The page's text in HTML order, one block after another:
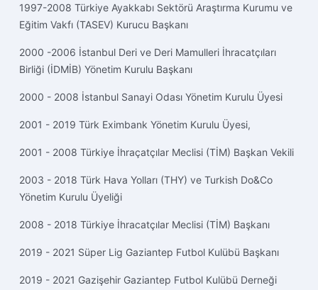
1997-2008 Türkiye Ayakkabı Sektörü Araştırma Kurumu ve
Eğitim Vakfı (TASEV) Kurucu Başkanı
2000 -2006 İstanbul Deri ve Deri Mamulleri İhracatçıları
Birliği (İDMİB) Yönetim Kurulu Başkanı
2000 - 2008 İstanbul Sanayi Odası Yönetim Kurulu Üyesi
2001 - 2019 Türk Eximbank Yönetim Kurulu Üyesi,
2001 - 2008 Türkiye İhraçatçılar Meclisi (TİM) Başkan Vekili
2003 - 2018 Türk Hava Yolları (THY) ve Turkish Do&Co
Yönetim Kurulu Üyeliği
2008 - 2018 Türkiye İhracatçılar Meclisi (TİM) Başkanı
2019 - 2021 Süper Lig Gaziantep Futbol Kulübü Başkanı
2019 - 2021 Gazişehir Gaziantep Futbol Kulübü Derneği